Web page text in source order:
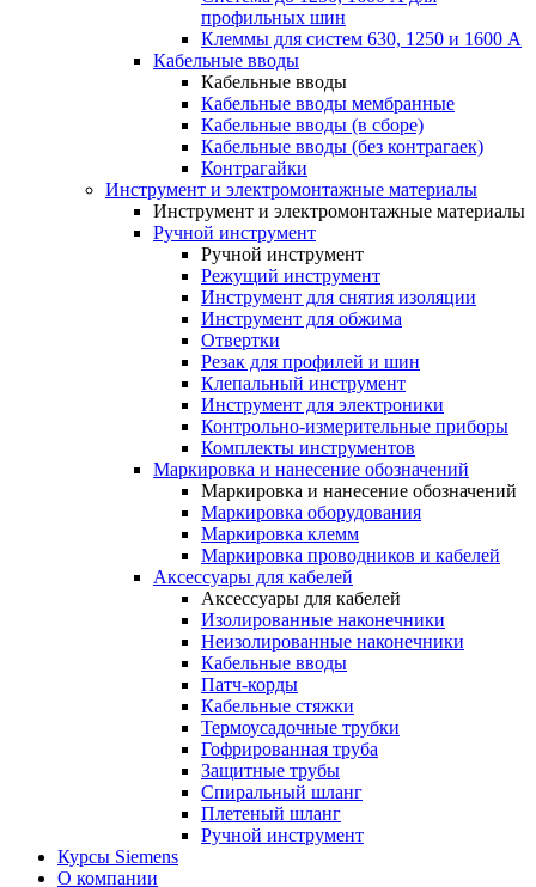
профильных шин
Клеммы для систем 630, 1250 и 1600 А
Кабельные вводы
Кабельные вводы
Кабельные вводы мембранные
Кабельные вводы (в сборе)
Кабельные вводы (без контрагаек)
Контрагайки
Инструмент и электромонтажные материалы
Инструмент и электромонтажные материалы
Ручной инструмент
Ручной инструмент
Режущий инструмент
Инструмент для снятия изоляции
Инструмент для обжима
Отвертки
Резак для профилей и шин
Клепальный инструмент
Инструмент для электроники
Контрольно-измерительные приборы
Комплекты инструментов
Маркировка и нанесение обозначений
Маркировка и нанесение обозначений
Маркировка оборудования
Маркировка клемм
Маркировка проводников и кабелей
Аксессуары для кабелей
Аксессуары для кабелей
Изолированные наконечники
Неизолированные наконечники
Кабельные вводы
Патч-корды
Кабельные стяжки
Термоусадочные трубки
Гофрированная труба
Защитные трубы
Спиральный шланг
Плетеный шланг
Ручной инструмент
Курсы Siemens
О компании